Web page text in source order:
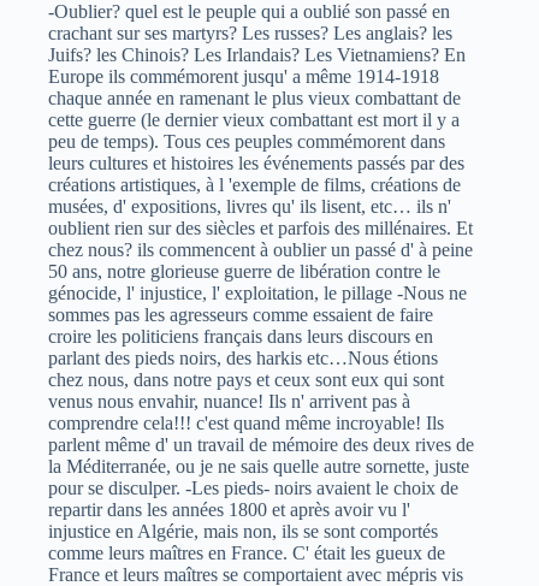
-Oublier? quel est le peuple qui a oublié son passé en
crachant sur ses martyrs? Les russes? Les anglais? les
Juifs? les Chinois? Les Irlandais? Les Vietnamiens? En
Europe ils commémorent jusqu' a même 1914-1918
chaque année en ramenant le plus vieux combattant de
cette guerre (le dernier vieux combattant est mort il y a
peu de temps). Tous ces peuples commémorent dans
leurs cultures et histoires les événements passés par des
créations artistiques, à l 'exemple de films, créations de
musées, d' expositions, livres qu' ils lisent, etc… ils n'
oublient rien sur des siècles et parfois des millénaires. Et
chez nous? ils commencent à oublier un passé d' à peine
50 ans, notre glorieuse guerre de libération contre le
génocide, l' injustice, l' exploitation, le pillage -Nous ne
sommes pas les agresseurs comme essaient de faire
croire les politiciens français dans leurs discours en
parlant des pieds noirs, des harkis etc…Nous étions
chez nous, dans notre pays et ceux sont eux qui sont
venus nous envahir, nuance! Ils n' arrivent pas à
comprendre cela!!! c'est quand même incroyable! Ils
parlent même d' un travail de mémoire des deux rives de
la Méditerranée, ou je ne sais quelle autre sornette, juste
pour se disculper. -Les pieds- noirs avaient le choix de
repartir dans les années 1800 et après avoir vu l'
injustice en Algérie, mais non, ils se sont comportés
comme leurs maîtres en France. C' était les gueux de
France et leurs maîtres se comportaient avec mépris vis